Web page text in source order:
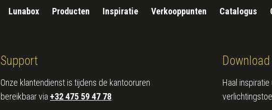
Lunabox Producten Inspiratie Verkooppunten Catalogus
Support
Onze klantendienst is tijdens de kantooruren
bereikbaar via +32 475 59 47 78
Haal